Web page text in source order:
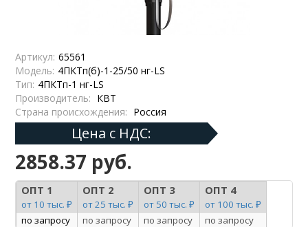
Артикул: 65561
Модель: 4ПКТп(б)-1-25/50 нг-LS
Тип: 4ПКТп-1 нг-LS
Производитель: КВТ
Страна происхождения: Россия
Цена с НДС:
2858.37 руб.
ОПТ 1
от 10 тыс. ₽
ОПТ 2
от 25 тыс. ₽
ОПТ 3
от 50 тыс. ₽
ОПТ 4
от 100 тыс. ₽
по запросу
по запросу по запросу по запросу